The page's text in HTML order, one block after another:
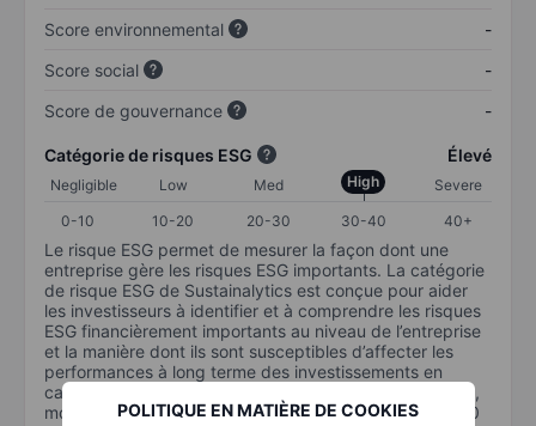
POLITIQUE EN MATIÈRE DE COOKIES
Score environnemental
-
Score social
-
Score de gouvernance
-
Catégorie de risques ESG Élevé
Negligible Low Med High
Severe
0-10
10-20 20-30 30-40 40+
Le risque ESG permet de mesurer la façon dont une
entreprise gère les risques ESG importants. La catégorie
de risque ESG de Sustainalytics est conçue pour aider
les investisseurs à identifier et à comprendre les risques
ESG financièrement importants au niveau de l’entreprise
et la manière dont ils sont susceptibles d’affecter les
performances à long terme des investissements en
capital. L’échelle va de 0 à 100. Plus le risque est faible,
moins il est important (0 équivaut à aucun risque et 100